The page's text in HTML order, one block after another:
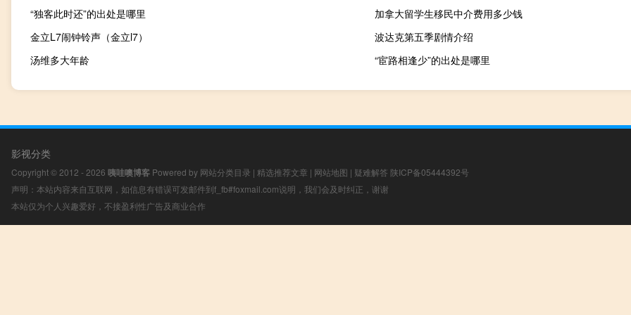
“独客此时还”的出处是哪里
加拿大留学生移民中介费用多少钱
金立L7闹钟铃声（金立l7）
波达克第五季剧情介绍
汤维多大年龄
“宦路相逢少”的出处是哪里
影视分类
Copyright © 2012 - 2026 咦哇噢博客 Powered by 网站分类目录 | 精选推荐文章 | 网站地图 | 疑难解答 陕ICP备05444392号
声明：本站内容来自互联网，如信息有错误可发邮件到f_fb#foxmail.com说明，我们会及时纠正，谢谢
本站仅为个人兴趣爱好，不接盈利性广告及商业合作